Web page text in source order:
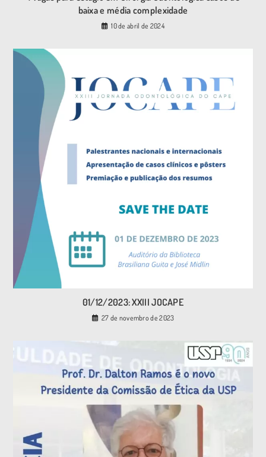
baixa e média complexidade
10 de abril de 2024
01/12/2023: XXIII JOCAPE
27 de novembro de 2023